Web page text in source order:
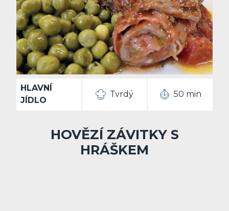
HLAVNÍ
JÍDLO
Tvrdý 50 min
HOVĚZÍ ZÁVITKY S
HRÁŠKEM